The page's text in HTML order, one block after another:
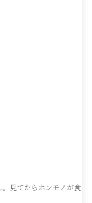
見てたらホンモノが食